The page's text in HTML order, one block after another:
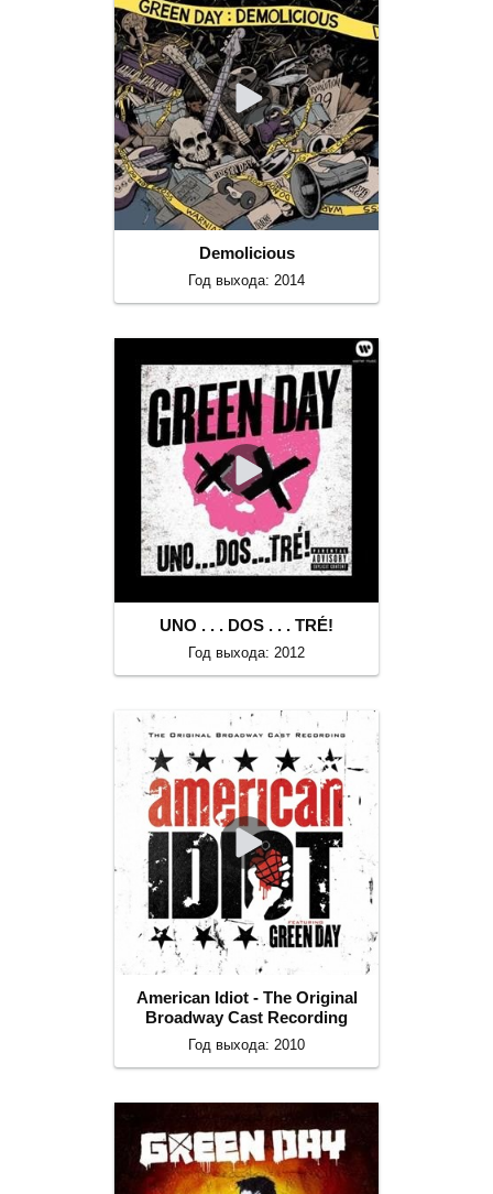
Demolicious
Год выхода: 2014
UNO . . . DOS . . . TRÉ!
Год выхода: 2012
American Idiot - The Original
Broadway Cast Recording
Год выхода: 2010